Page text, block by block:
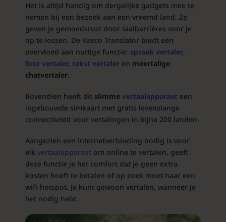
Het is altijd handig om dergelijke gadgets mee te
nemen bij een bezoek aan een vreemd land. Ze
geven je gemoedsrust door taalbarrières voor je
op te lossen. De Vasco Translator biedt een
overvloed aan nuttige functie: spraak vertaler,
foto vertaler, tekst vertaleren meertalige
chatvertaler.
Bovendien heeft dit slimme vertaalapparaat een
ingebouwde simkaart met gratis levenslange
connectiviteit voor vertalingen in bijna 200 landen.
Aangezien een internetverbinding nodig is voor
elk vertaalapparaatom online te vertalen, geeft
deze functie je het comfort dat je geen extra
kosten hoeft te betalen of op zoek moet naar een
wifi-hotspot. Je kunt gewoon vertalen, wanneer je
het nodig hebt.